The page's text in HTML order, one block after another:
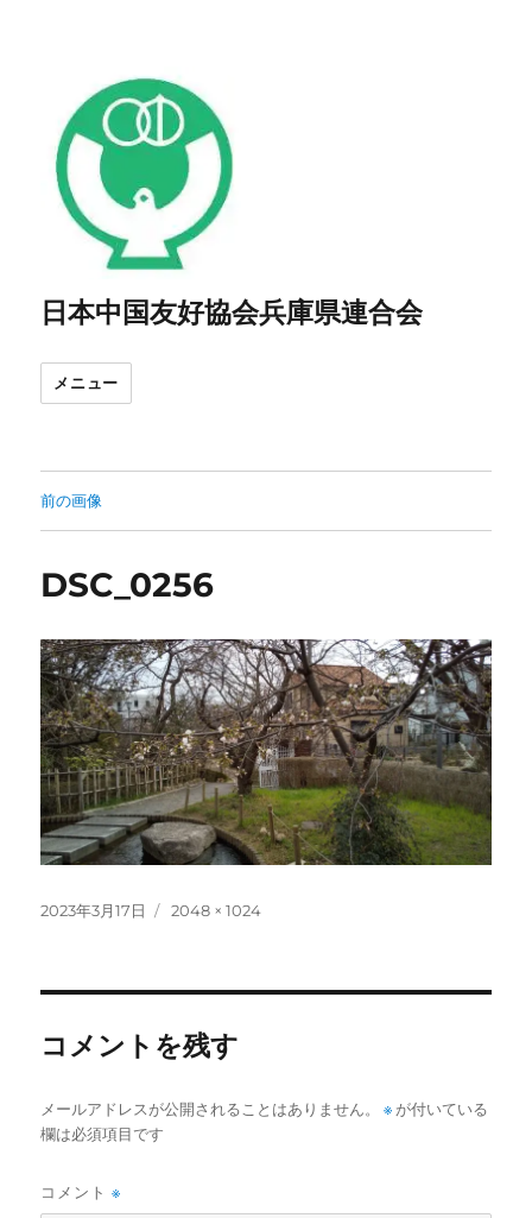
日本中国友好協会兵庫県連合会
メニュー
前の画像
DSC_0256
投
2023年3月17日
フ
2048 × 1024
コメントを残す
メールアドレスが公開されることはありません。 ※ が付いている
欄は必須項目です
コメント※